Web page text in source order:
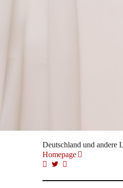
Deutschland und andere
Homepage